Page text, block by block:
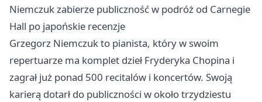
Niemczuk zabierze publiczność w podróż od Carnegie
Hall po japońskie recenzje
Grzegorz Niemczuk to pianista, który w swoim
repertuarze ma komplet dzieł Fryderyka Chopina i
zagrał już ponad 500 recitalów i koncertów. Swoją
karierą dotarł do publiczności w około trzydziestu